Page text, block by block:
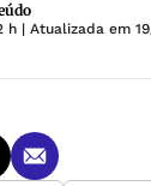
h | Atualizada em